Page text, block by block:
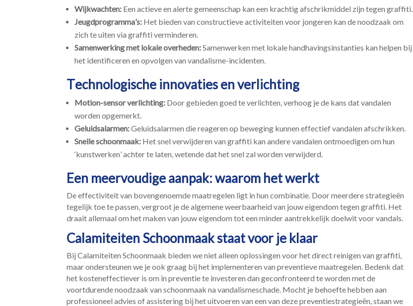
Wijkwachten: Een actieve en alerte gemeenschap kan een krachtig afschrikmiddel zijn tegen graffiti.​
Jeugdprogramma’s: Het bieden van constructieve activiteiten voor jongeren kan de noodzaak om
zich te uiten via graffiti verminderen.​
Samenwerking met lokale overheden:Samenwerken met lokale handhavingsinstanties kan helpen bij
het identificeren en opvolgen van vandalisme-incidenten.​
Technologische innovaties en verlichting
Motion-sensor verlichting: Door gebieden goed te verlichten, verhoog je de kans dat vandalen
worden opgemerkt.​
Geluidsalarmen:Geluidsalarmen die reageren op beweging kunnen effectief vandalen afschrikken.​
Snelle schoonmaak: Het snel verwijderen van graffiti kan andere vandalen ontmoedigen om hun
‘kunstwerken’ achter te laten, wetende dat het snel zal worden verwijderd.​
Een meervoudige aanpak: waarom het werkt
De effectiviteit van bovengenoemde maatregelen ligt in hun combinatie.​ Door meerdere strategieën
tegelijk toe te passen, vergroot je de algemene weerbaarheid van jouw eigendom tegen graffiti.​ Het
draait allemaal om het maken van jouw eigendom tot een minder aantrekkelijk doelwit voor vandals.​
Calamiteiten Schoonmaak staat voor je klaar
Bij Calamiteiten Schoonmaak bieden we niet alleen oplossingen voor het direct reinigen van graffiti,
maar ondersteunen we je ook graag bij het implementeren van preventieve maatregelen.​ Bedenk dat
het kosteneffectiever is om in preventie te investeren dan geconfronteerd te worden met de
voortdurende noodzaak van schoonmaak na vandalismeschade.​ Mocht je behoefte hebben aan
professioneel advies of assistering bij het uitvoeren van een van deze preventiestrategieën, staan we